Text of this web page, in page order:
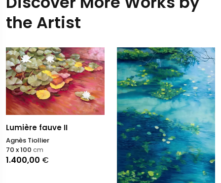
the Artist
Lumière fauve II
Agnès Tiollier
1.400,00 €
70 x 100 cm